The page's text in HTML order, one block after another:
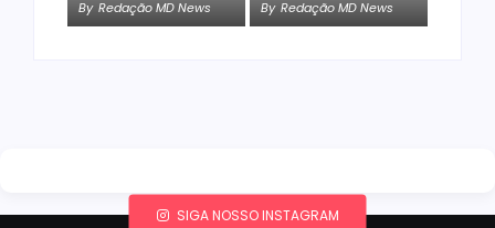
By Redação MD News By Redação MD News
SIGA NOSSO INSTAGRAM